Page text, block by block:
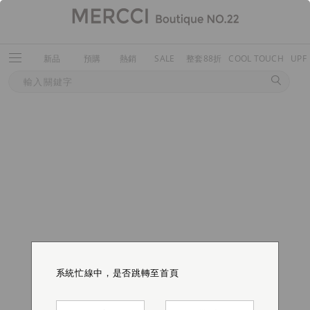
新品 預購 熱銷 SALE 整套88折 COOL TOUCH
系統忙線中，是否跳轉至首頁
系統忙線中，是否跳轉至首頁
系統忙線中，是否跳轉至首頁
系統忙線中，是否跳轉至首頁
系統忙線中，是否跳轉至首頁